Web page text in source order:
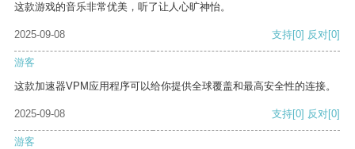
这款游戏的音乐非常优美，听了让人心旷神怡。
2025-09-08 支持[0] 反对[0]
游客
这款加速器VPM应用程序可以给你提供全球覆盖和最高安全性的连接。
2025-09-08 支持[0] 反对[0]
游客